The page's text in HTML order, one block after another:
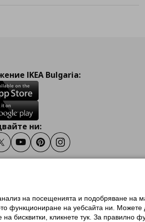
IKEA Bulgaria:
ни:
TwitterYoutubePinterestInstagram
на ikea.bg
Family
на посещенията и подобряване на
функциониране на уебсайта ни. Можете
бисквитки, кликнете тук. За правилно